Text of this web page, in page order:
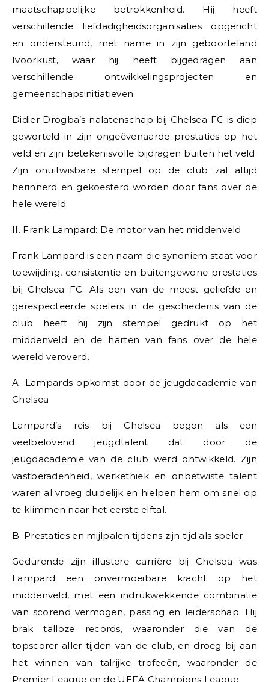
maatschappelijke betrokkenheid. Hij heeft
verschillende liefdadigheidsorganisaties opgericht
en ondersteund, met name in zijn geboorteland
Ivoorkust, waar hij heeft bijgedragen aan
verschillende ontwikkelingsprojecten en
gemeenschapsinitiatieven.
Didier Drogba’s nalatenschap bij Chelsea FC is diep
geworteld in zijn ongeëvenaarde prestaties op het
veld en zijn betekenisvolle bijdragen buiten het veld.
Zijn onuitwisbare stempel op de club zal altijd
herinnerd en gekoesterd worden door fans over de
hele wereld.
II. Frank Lampard: De motor van het middenveld
Frank Lampard is een naam die synoniem staat voor
toewijding, consistentie en buitengewone prestaties
bij Chelsea FC. Als een van de meest geliefde en
gerespecteerde spelers in de geschiedenis van de
club heeft hij zijn stempel gedrukt op het
middenveld en de harten van fans over de hele
wereld veroverd.
A. Lampards opkomst door de jeugdacademie van
Chelsea
Lampard’s reis bij Chelsea begon als een
veelbelovend jeugdtalent dat door de
jeugdacademie van de club werd ontwikkeld. Zijn
vastberadenheid, werkethiek en onbetwiste talent
waren al vroeg duidelijk en hielpen hem om snel op
te klimmen naar het eerste elftal.
B. Prestaties en mijlpalen tijdens zijn tijd als speler
Gedurende zijn illustere carrière bij Chelsea was
Lampard een onvermoeibare kracht op het
middenveld, met een indrukwekkende combinatie
van scorend vermogen, passing en leiderschap. Hij
brak talloze records, waaronder die van de
topscorer aller tijden van de club, en droeg bij aan
het winnen van talrijke trofeeën, waaronder de
Premier League en de UEFA Champions League.